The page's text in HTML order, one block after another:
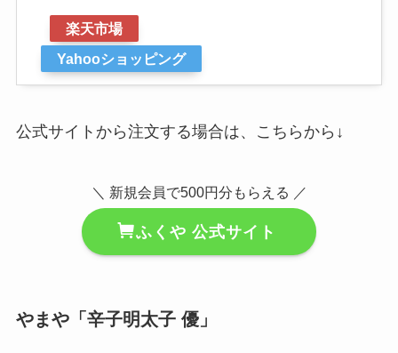
楽天市場
Yahooショッピング
公式サイトから注文する場合は、こちらから↓
＼ 新規会員で500円分もらえる ／
ふくや 公式サイト
やまや「辛子明太子 優」